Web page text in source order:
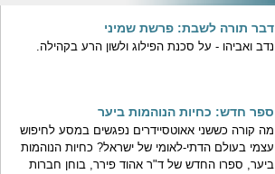
דבר תורה לשבת: פרשת שמיני
נדב ואביהו - על סכנת הפילוג ולשון הרע בקהילה.
ספר חדש: כחיות הנוהמות ביער
מה קורה כששני אאוטסיידרים נפגשים במסע לחיפוש
עצמי בעולם הדתי-לאומי של ישראל? כחיות הנוהמות
ביער, ספרו החדש של ד"ר אהוד פירר, בוחן חברות